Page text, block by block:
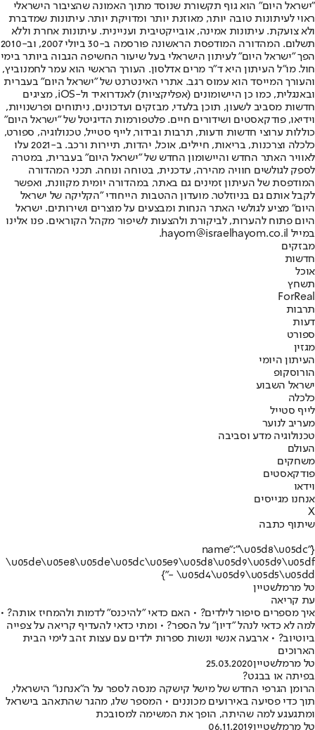
"ישראל היום" הוא גוף תקשורת שנוסד מתוך האמונה שהציבור הישראלי
ראוי לעיתונות טובה יותר, מאוזנת יותר ומדויקת יותר. עיתונות שמדברת
ולא צועקת. עיתונות אמינה, אובייקטיבית ועניינית. עיתונות אחרת וללא
תשלום. המהדורה המודפסת הראשונה פורסמה ב-30 ביולי 2007, וב-2010
הפך "ישראל היום" לעיתון הישראלי בעל שיעור החשיפה הגבוה ביותר בימי
חול. מו"ל העיתון היא ד"ר מרים אדלסון. העורך הראשי הוא עמר לחמנוביץ,
והעורך המייסד הוא עמוס רגב. אתרי האינטרנט של "ישראל היום" בעברית
ובאנגלית, כמו כן היישומונים (אפליקציות) לאנדרואיד ול-iOS, מציגים
חדשות מסביב לשעון, תוכן בלעדי, מבזקים ועדכונים, ניתוחים ופרשנויות,
וידיאו, פודקאסטים ושידורים חיים. פלטפורמות הדיגיטל של "ישראל היום"
כוללות ערוצי חדשות ודעות, תרבות ובידור, לייף סטייל, טכנולוגיה, ספורט,
כלכלה וצרכנות, בריאות, חיילים, אוכל, יהדות, תיירות ורכב. ב-2021 עלו
לאוויר האתר החדש והיישומון החדש של "ישראל היום" בעברית, במטרה
לספק לגולשים חוויה מהירה, עדכנית, בטוחה ונוחה. תכני המהדורה
המודפסת של העיתון זמינים גם באתר, במהדורה יומית מקוונת, ואפשר
לקבל אותם גם בניוזלטר. מועדון ההטבות הייחודי "הקליקה של ישראל
היום" מציע לגולשי האתר הנחות ומבצעים על מוצרים ושירותים. ישראל
היום פתוח להערות, לביקורת ולהצעות לשיפור מקהל הקוראים. פנו אלינו
במייל hayom@israelhayom.co.il.
מבזקים
חדשות
אוכל
תשחץ
ForReal
תרבות
דעות
ספורט
מגזין
העיתון היומי
הורוסקופ
ישראל השבוע
כלכלה
לייף סטייל
מעריב לנוער
טכנולוגיה מדע וסביבה
העולם
משחקים
פודקאסטים
וידאו
אנחנו מגייסים
X
שיתוף כתבה
{"name":"\u05d8\u05dc
\u05de\u05e8\u05de\u05dc\u05e9\u05d8\u05d9\u05d9\u05df
- \u05d4\u05d9\u05d5\u05dd"}
טל מרמלשטיין
עת קריאה
איך מספרים סיפור לילדים? • האם כדאי "להיכנס" לדמות ולהמחיז אותה? •
למה לא כדאי לנהל "דיון" על הספר? • ומתי כדאי להעדיף קריאה על צפייה
ביוטיוב? • ארבעה אנשי ונשות ספרות ילדים עם עצות זהב לימי הבית
הארוכים
טל מרמלשטיין25.03.2020
בפיתה או בבגט?
הרומן הגרפי החדש של מישל קישקה מנסה לספר על ה"אנחנו" הישראלי,
תוך כדי פסיעה באירועים מכוננים • המספר שלו, מהגר שהתאהב בישראל
ומתגעגע למה שהיתה, הופך את המשימה למסובכת
טל מרמלשטיין06.11.2019